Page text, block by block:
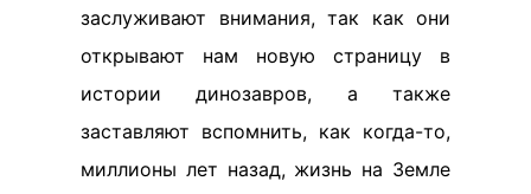
заслуживают внимания, так как они
открывают нам новую страницу в
истории динозавров, а также
заставляют вспомнить, как когда-то,
миллионы лет назад, жизнь на Земле